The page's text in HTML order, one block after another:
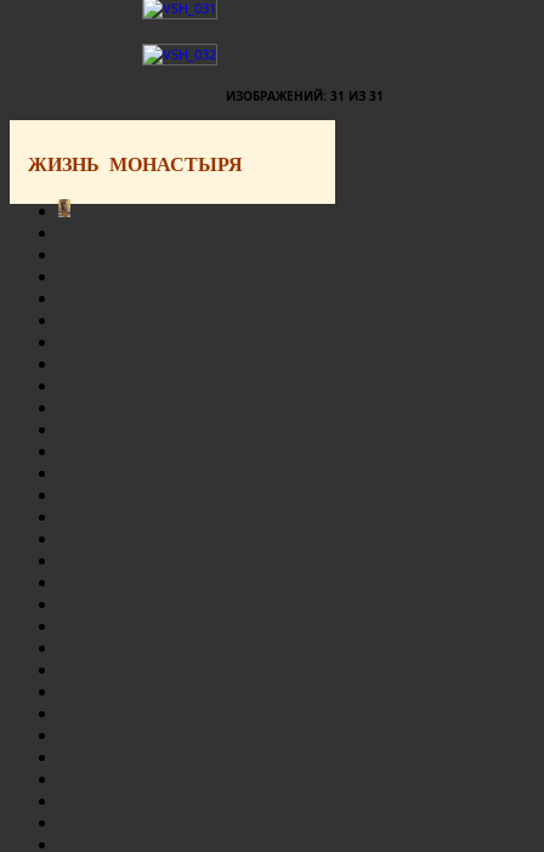
ИЗОБРАЖЕНИЙ: 31 ИЗ 31
ЖИЗНЬ МОНАСТЫРЯ